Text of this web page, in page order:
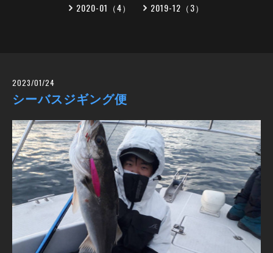
2020-01（4）
2019-12（3）
2023/01/24
シーバスジギング便